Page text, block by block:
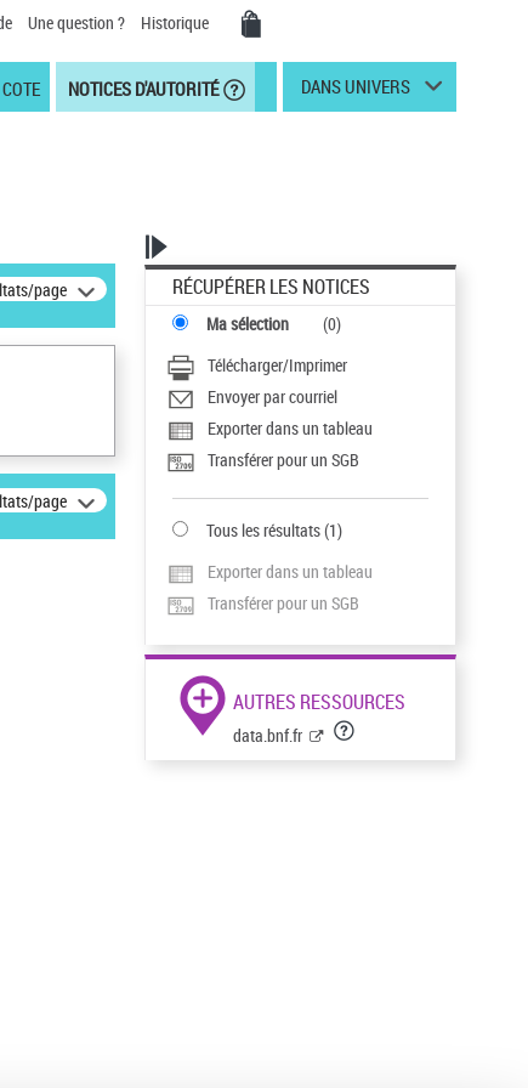
Une question ? Historique
COTE NOTICES D'AUTORITÉ DANS UNIVERS
page
page
RÉCUPÉRER LES NOTICES
Ma sélection (0)
Télécharger/Imprimer
Envoyer par courriel
Exporter dans un tableau
Transférer pour un SGB
Tous les résultats(1)
Exporter dans un tableau
Transférer pour un SGB
AUTRES RESSOURCES
data.bnf.fr